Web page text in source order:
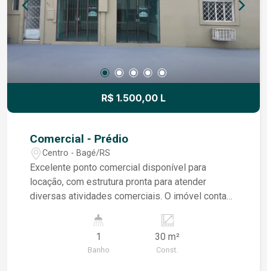
R$ 1.500,00 L
Comercial - Prédio
Centro - Bagé/RS
Excelente ponto comercial disponível para
locação, com estrutura pronta para atender
diversas atividades comerciais. O imóvel conta
ideal para recepção, atendimento ao cliente ou
área de trabalho; Cozinha funcional, perfeita para
uso interno da equipe ou apoio ao negócio;
1
Banho
30 m²
Const.